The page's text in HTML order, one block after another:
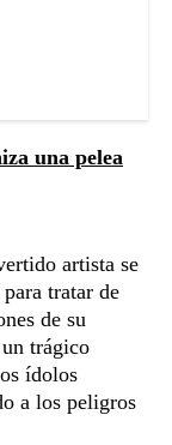
una pelea
artista se
tratar de
de su
trágico
ídolos
a los peligros